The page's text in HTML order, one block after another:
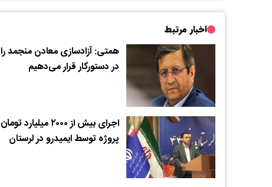
اخبار مرتبط
همتی: آزادسازی معادن منجمد را
در دستورکار قرار می‌دهیم
اجرای بیش از ۲۰۰۰ میلیارد تومان
پروژه توسط ایمیدرو در لرستان